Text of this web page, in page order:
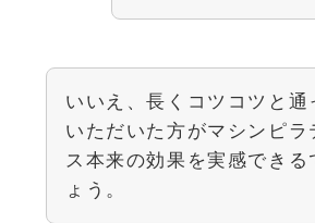
いいえ、長くコツコツと通
いただいた方がマシンピラ
ス本来の効果を実感できる
ょう。